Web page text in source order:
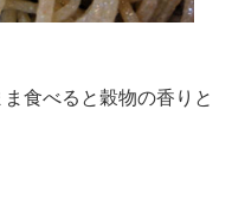
食べると穀物の香りと